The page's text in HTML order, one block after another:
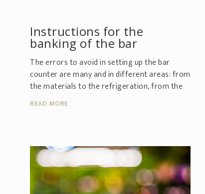
Instructions for the
banking of the bar
The errors to avoid in setting up the bar
counter are many and in different areas: from
the materials to the refrigeration, from the
aesthetic aspect to the internal arrangement.
READ MORE